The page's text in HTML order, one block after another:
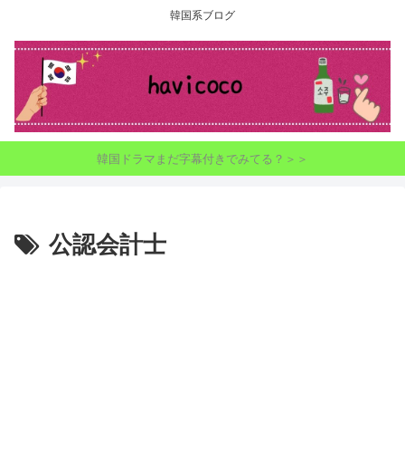
韓国系ブログ
韓国ドラマまだ字幕付きでみてる？＞＞
公認会計士